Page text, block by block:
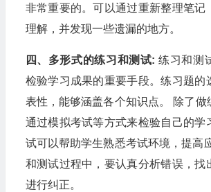
非常重要的。可以通过重新整理笔记
理解，并发现一些遗漏的地方。
四、多形式的练习和测试: 练习和测
检验学习成果的重要手段。练习题的
表性，能够涵盖各个知识点。 除了做
通过模拟考试等方式来检验自己的学
试可以帮助学生熟悉考试环境，提高
和测试过程中，要认真分析错误，找
进行纠正。